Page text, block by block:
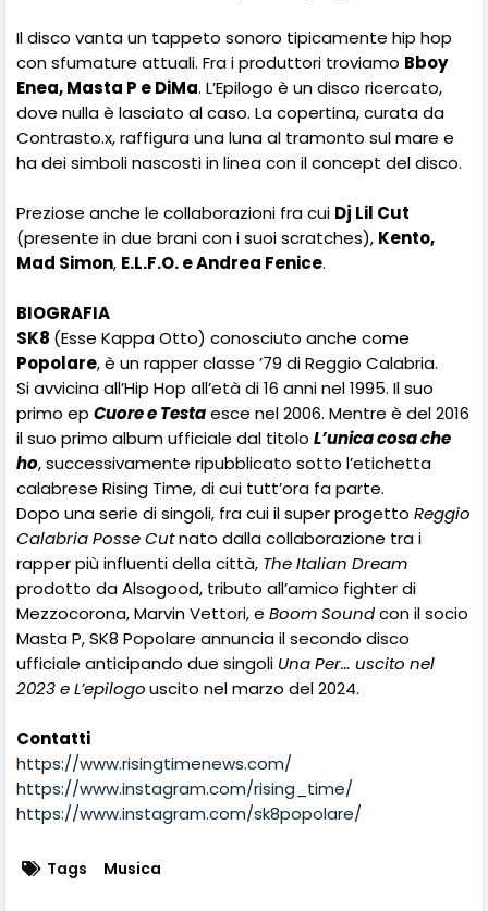
Il disco vanta un tappeto sonoro tipicamente hip hop
con sfumature attuali. Fra i produttori troviamo Bboy
Enea, Masta P e DiMa. L’Epilogo è un disco ricercato,
dove nulla è lasciato al caso. La copertina, curata da
Contrasto.x, raffigura una luna al tramonto sul mare e
ha dei simboli nascosti in linea con il concept del disco.
Preziose anche le collaborazioni fra cui Dj Lil Cut
(presente in due brani con i suoi scratches), Kento,
Mad Simon, E.L.F.O. e Andrea Fenice.
BIOGRAFIA
SK8 (Esse Kappa Otto) conosciuto anche come
Popolare, è un rapper classe ’79 di Reggio Calabria.
Si avvicina all’Hip Hop all’età di 16 anni nel 1995. Il suo
primo ep Cuore e Testaesce nel 2006. Mentre è del 2016
il suo primo album ufficiale dal titolo L’unica cosa che
ho, successivamente ripubblicato sotto l’etichetta
calabrese Rising Time, di cui tutt’ora fa parte.
Dopo una serie di singoli, fra cui il super progetto Reggio
Calabria Posse Cutnato dalla collaborazione tra i
rapper più influenti della città, The Italian Dream
prodotto da Alsogood, tributo all’amico fighter di
Mezzocorona, Marvin Vettori, e Boom Soundcon il socio
Masta P, SK8 Popolare annuncia il secondo disco
ufficiale anticipando due singoli Una Per… uscito nel
2023 e L’epilogouscito nel marzo del 2024.
Contatti
https://www.risingtimenews.com/
https://www.instagram.com/rising_time/
https://www.instagram.com/sk8popolare/
Tags Musica